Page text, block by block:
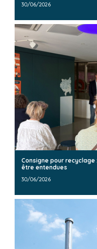
30/06/2026
Consigne pour
être entendues
30/06/2026